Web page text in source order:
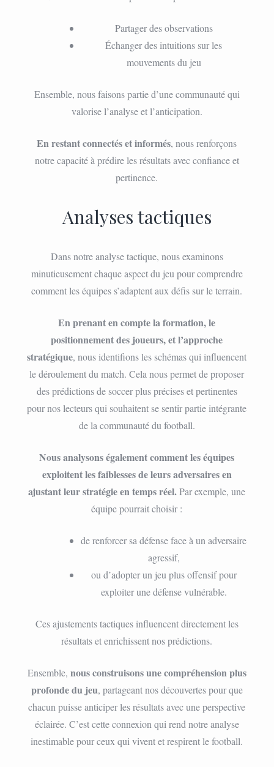
Partager des observations
Échanger des intuitions sur les
mouvements du jeu
Ensemble, nous faisons partie d’une communauté qui
valorise l’analyse et l’anticipation.
En restant connectés et informés, nous renforçons
notre capacité à prédire les résultats avec confiance et
pertinence.
Analyses tactiques
Dans notre analyse tactique, nous examinons
minutieusement chaque aspect du jeu pour comprendre
comment les équipes s’adaptent aux défis sur le terrain.
En prenant en compte la formation, le
positionnement des joueurs, et l’approche
stratégique, nous identifions les schémas qui influencent
le déroulement du match. Cela nous permet de proposer
des prédictions de soccer plus précises et pertinentes
pour nos lecteurs qui souhaitent se sentir partie intégrante
de la communauté du football.
Nous analysons également comment les équipes
exploitent les faiblesses de leurs adversaires en
ajustant leur stratégie en temps réel.Par exemple, une
équipe pourrait choisir :
de renforcer sa défense face à un adversaire
agressif,
ou d’adopter un jeu plus offensif pour
exploiter une défense vulnérable.
Ces ajustements tactiques influencent directement les
résultats et enrichissent nos prédictions.
Ensemble, nous construisons une compréhension plus
profonde du jeu, partageant nos découvertes pour que
chacun puisse anticiper les résultats avec une perspective
éclairée. C’est cette connexion qui rend notre analyse
inestimable pour ceux qui vivent et respirent le football.